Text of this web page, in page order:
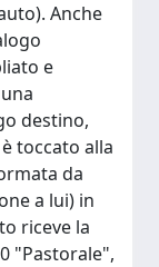
Anche
e
destino,
toccato alla
da
a lui) in
riceve la
"Pastorale",